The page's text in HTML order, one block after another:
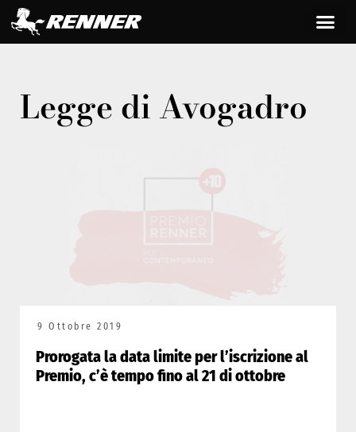
Legge di Avogadro
9 Ottobre 2019
Prorogata la data limite per l’iscrizione al
Premio, c’è tempo fino al 21 di ottobre